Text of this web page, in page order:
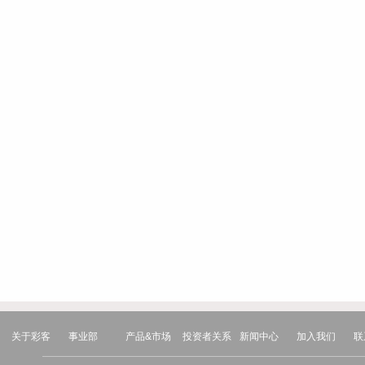
关于彩客 事业部 产品&市场 投资者关系 新闻中心 加入我们 联